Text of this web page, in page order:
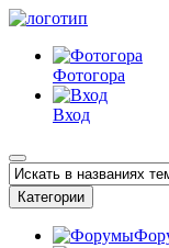
Фотогора
Вход
Категории